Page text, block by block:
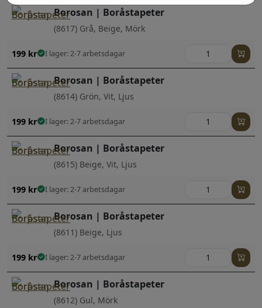
Borosan | Boråstapeter
(8617) Grå, Beige, Mörk
199 kr I lager: 2-7 arbetsdagar
Borosan | Boråstapeter
(8614) Grön, Vit, Ljus
199 kr I lager: 2-7 arbetsdagar
Borosan | Boråstapeter
(8615) Beige, Vit, Ljus
199 kr I lager: 2-7 arbetsdagar
Borosan | Boråstapeter
(8611) Beige, Ljus
199 kr I lager: 2-7 arbetsdagar
Borosan | Boråstapeter
(8612) Gul, Mörk